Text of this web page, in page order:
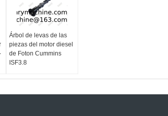
Árbol de levas de las
piezas del motor diesel
de Foton Cummins
ISF3.8